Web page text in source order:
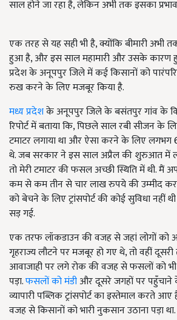
साल होने जा रहा है, लेकिन अभी तक इसका
एक तरह से यह सही भी है, क्योंकि बीमारी अभी
हुआ है, और इस साल महामारी और उसके कारण
प्रदेश के अनूपपुर जिले में कई किसानों को
रुख करने के लिए मजबूर किया है.
मध्य प्रदेशके अनूपपुर जिले के बसंतपुर गांव के
रिपोर्ट में बताया कि, पिछले साल रबी सीजन के
टमाटर लगाया था और ऐसा करने के लिए लगभग
थे. जब सरकार ने इस साल अप्रैल की शुरुआत में
तो मेरी टमाटर की फसल अच्छी स्थिति में थी. मैं
कम से कम तीन से चार लाख रुपये की उम्मीद कर
को बेचने के लिए ट्रांसपोर्ट की कोई सुविधा
सड़ गई.
एक तरफ लॉकडाउन की वजह से जहां लोगों को
गृहराज्य लौटने पर मजबूर हो गए थे, तो वहीं
आवाजाही पर लगे रोक की वजह से फसलों को भी
पड़ा.फसलों को मंडीऔर दूसरे जगहों पर
व्यापारी पब्लिक ट्रांसपोर्ट का इस्तेमाल करते
वजह से किसानों को भारी नुकसान उठाना पड़ा था.